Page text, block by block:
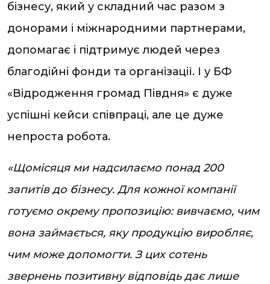
бізнесу, який у складний час разом з
донорами і міжнародними партнерами,
допомагає і підтримує людей через
благодійні фонди та організації. І у БФ
«Відродження громад Півдня» є дуже
успішні кейси співпраці, але це дуже
непроста робота.
«Щомісяця ми надсилаємо понад 200
запитів до бізнесу. Для кожної компанії
готуємо окрему пропозицію: вивчаємо, чим
вона займається, яку продукцію виробляє,
чим може допомогти. З цих сотень
звернень позитивну відповідь дає лише